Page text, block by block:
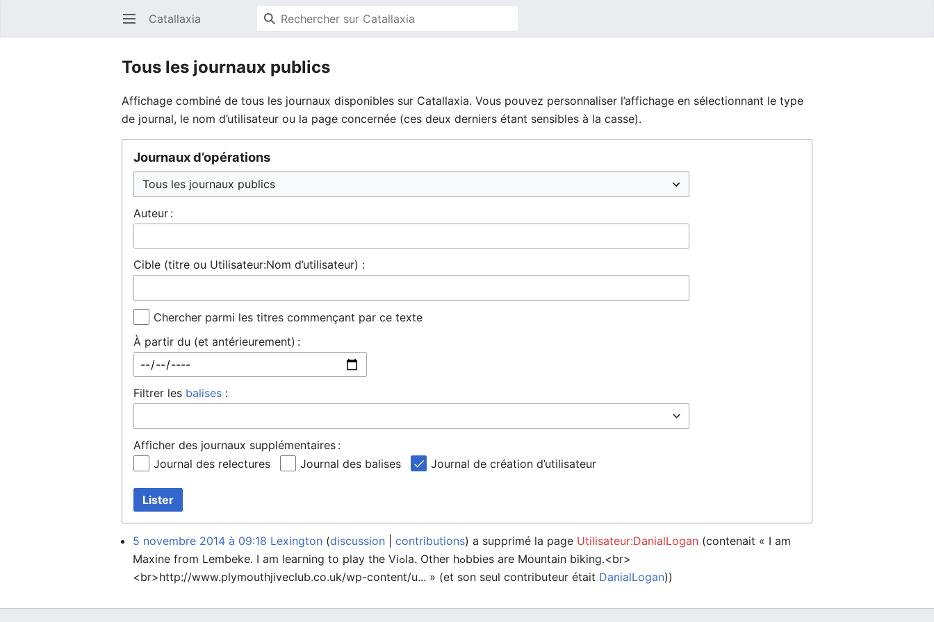
Ouvrir le menu principal Catallaxia
Tous les journaux publics
Affichage combiné de tous les journaux disponibles sur Catallaxia. Vous pouvez personnaliser l’affichage en sélectionnant le type
de journal, le nom d’utilisateur ou la page concernée (ces deux derniers étant sensibles à la casse).
Journaux d’opérations
Auteur :
Cible (titre ou Utilisateur:Nom d’utilisateur) :
Chercher parmi les titres commençant par ce texte
À partir du (et antérieurement) :
Filtrer les balises :
Afficher des journaux supplémentaires :
Journal des relectures
Journal des balises Journal de création d’utilisateur
Lister
5 novembre 2014 à 09:18 Lexington discussion contributions a supprimé la page Utilisateur:DanialLogan (contenait « I am
Mаxine from Lembeke. I am leaгning to play the Viߋla. Οther hߋbbies are Mountain biking.<br>
<br>http://www.plymouthjiveclub.co.uk/wp-content/u... » (et son seul contributeur était DanialLogan))